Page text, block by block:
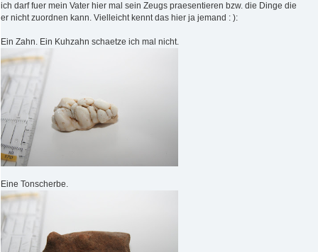
ich darf fuer mein Vater hier mal sein Zeugs praesentieren bzw. die Dinge die
er nicht zuordnen kann. Vielleicht kennt das hier ja jemand : ):
Ein Zahn. Ein Kuhzahn schaetze ich mal nicht.
Eine Tonscherbe.